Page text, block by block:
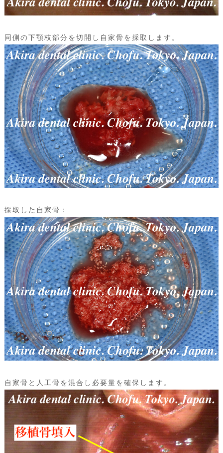
同側の下顎枝部分を切開し自家骨を採取します。
採取した自家骨：
自家骨と人工骨を混合し必要量を確保します。